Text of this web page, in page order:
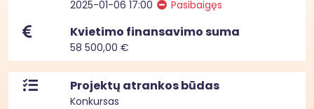
2025-01-06 17:00 Pasibaigęs
Kvietimo finansavimo suma
58 500,00 €
Projektų atrankos būdas
Konkursas